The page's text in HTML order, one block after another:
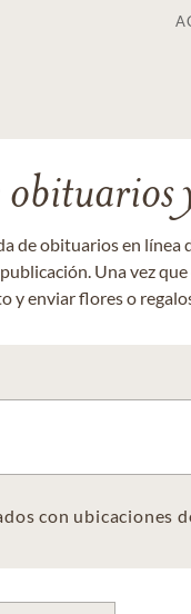
de obituarios en
Una vez
y enviar flores o
con ubicaciones